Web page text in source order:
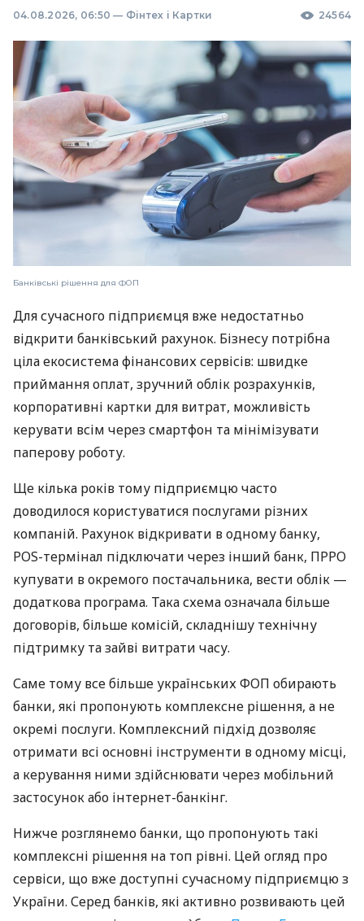
04.08.2026, 06:50 — Фінтех і Картки 24564
Банківські рішення для ФОП
Для сучасного підприємця вже недостатньо
відкрити банківський рахунок. Бізнесу потрібна
ціла екосистема фінансових сервісів: швидке
приймання оплат, зручний облік розрахунків,
корпоративні картки для витрат, можливість
керувати всім через смартфон та мінімізувати
паперову роботу.
Ще кілька років тому підприємцю часто
доводилося користуватися послугами різних
компаній. Рахунок відкривати в одному банку,
POS-термінал підключати через інший банк, ПРРО
купувати в окремого постачальника, вести облік —
додаткова програма. Така схема означала більше
договорів, більше комісій, складнішу технічну
підтримку та зайві витрати часу.
Саме тому все більше українських ФОП обирають
банки, які пропонують комплексне рішення, а не
окремі послуги. Комплексний підхід дозволяє
отримати всі основні інструменти в одному місці,
а керування ними здійснювати через мобільний
застосунок або інтернет-банкінг.
Нижче розглянемо банки, що пропонують такі
комплексні рішення на топ рівні. Цей огляд про
сервіси, що вже доступні сучасному підприємцю з
України. Серед банків, які активно розвивають цей